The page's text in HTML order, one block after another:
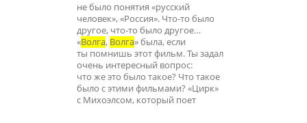
не было понятия «русский
человек», «Россия». Что-то было
другое, что-то было другое…
«Волга, Волга» была, если
ты помнишь этот фильм. Ты задал
очень интересный вопрос:
что же это было такое? Что такое
было с этими фильмами? «Цирк»
с Михоэлсом, который поет